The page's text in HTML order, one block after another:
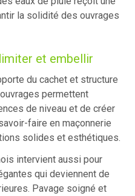
la solidité des ouvrages
et embellir
du cachet et structure
permettent
de niveau et de créer
faire en maçonnerie
solides et esthétiques.
intervient aussi pour
qui deviennent de
Pavage soigné et